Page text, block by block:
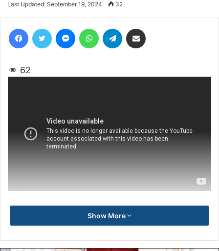
Last Updated: September 19, 2024 32
62
Show More